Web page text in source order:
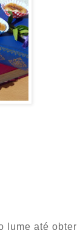
lume até obter